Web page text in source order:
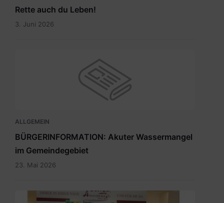
Rette auch du Leben!
3. Juni 2026
ALLGEMEIN
BÜRGERINFORMATION: Akuter Wassermangel
im Gemeindegebiet
23. Mai 2026